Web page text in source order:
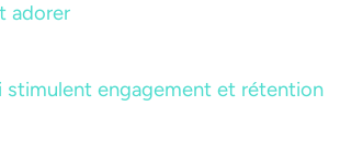
adorer
stimulent engagement et rétention